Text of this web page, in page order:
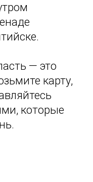
— это
карту,
которые